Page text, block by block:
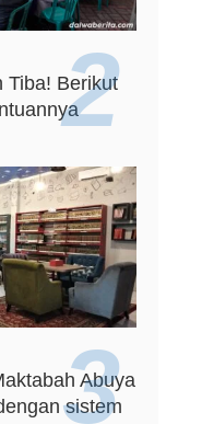
Tiba! Berikut
Abuya
sistem